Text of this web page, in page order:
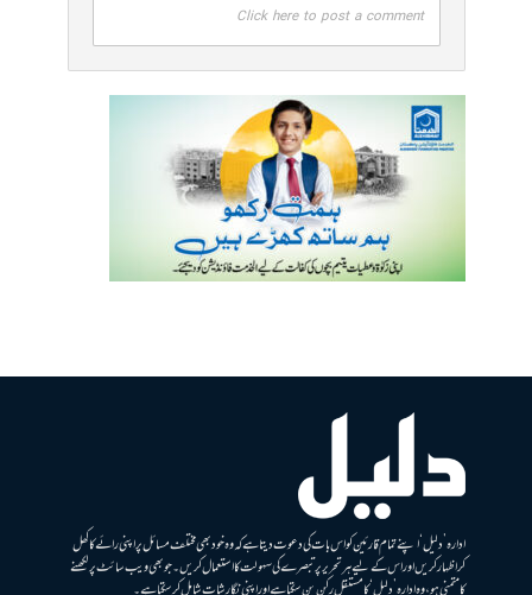
Click here to post a comment
ادارہ ’دلیل‘ اپنے تمام قارئین کو اس بات کی دعوت دیتا ہے کہ وہ خود بھی مختلف مسائل پر اپنی رائے کا کھل
کر اظہار کریں اور اس کے لیے ہر تحریر پر تبصرے کی سہولت کا استعمال کریں۔ جو بھی ویب سائٹ پر لکھنے